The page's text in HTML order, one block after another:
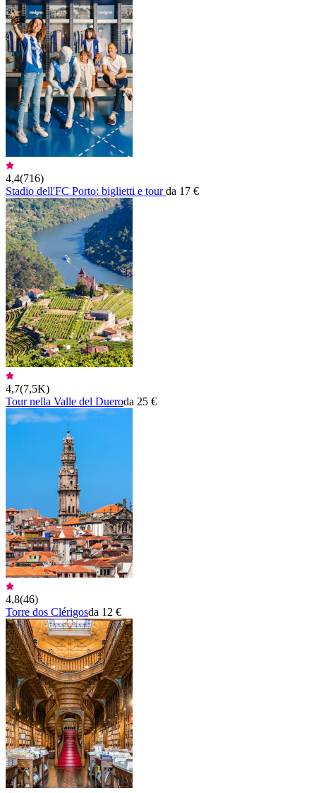
4,4(716)
Stadio dell'FC Porto: biglietti e tourda 17 €
4,7(7,5K)
Tour nella Valle del Dueroda 25 €
4,8(46)
Torre dos Clérigosda 12 €